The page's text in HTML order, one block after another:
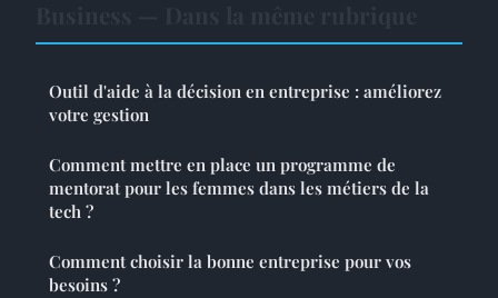
Outil d'aide à la décision en entreprise : améliorez
votre gestion
Comment mettre en place un programme de
mentorat pour les femmes dans les métiers de la
tech ?
Comment choisir la bonne entreprise pour vos
besoins ?